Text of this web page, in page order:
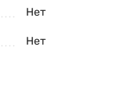
Нет
Нет